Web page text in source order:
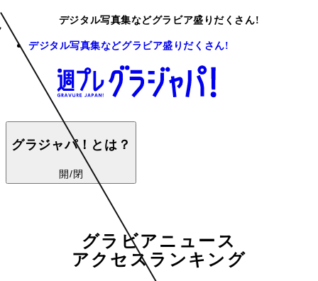
デジタル写真集などグラビア盛りだくさん!
デジタル写真集などグラビア盛りだくさん!
グラジャパ！とは？
開/閉
グラビアニュース
アクセスランキング